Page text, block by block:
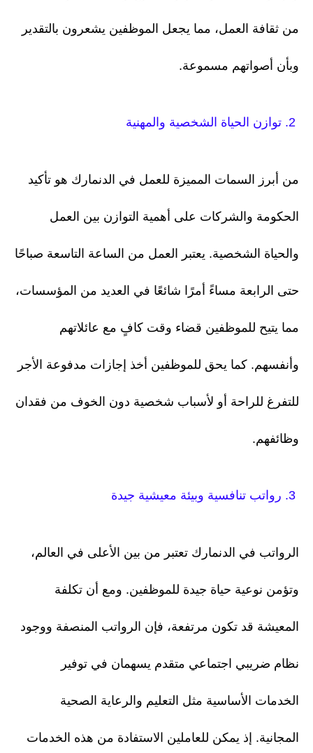
من ثقافة العمل، مما يجعل الموظفين يشعرون بالتقدير
وبأن أصواتهم مسموعة.
من أبرز السمات المميزة للعمل في الدنمارك هو تأكيد
الحكومة والشركات على أهمية التوازن بين العمل
والحياة الشخصية. يعتبر العمل من الساعة التاسعة صباحًا
حتى الرابعة مساءً أمرًا شائعًا في العديد من المؤسسات،
مما يتيح للموظفين قضاء وقت كافٍ مع عائلاتهم
وأنفسهم. كما يحق للموظفين أخذ إجازات مدفوعة الأجر
للتفرغ للراحة أو لأسباب شخصية دون الخوف من فقدان
وظائفهم.
الرواتب في الدنمارك تعتبر من بين الأعلى في العالم،
وتؤمن نوعية حياة جيدة للموظفين. ومع أن تكلفة
المعيشة قد تكون مرتفعة، فإن الرواتب المنصفة ووجود
نظام ضريبي اجتماعي متقدم يسهمان في توفير
الخدمات الأساسية مثل التعليم والرعاية الصحية
المجانية. إذ يمكن للعاملين الاستفادة من هذه الخدمات